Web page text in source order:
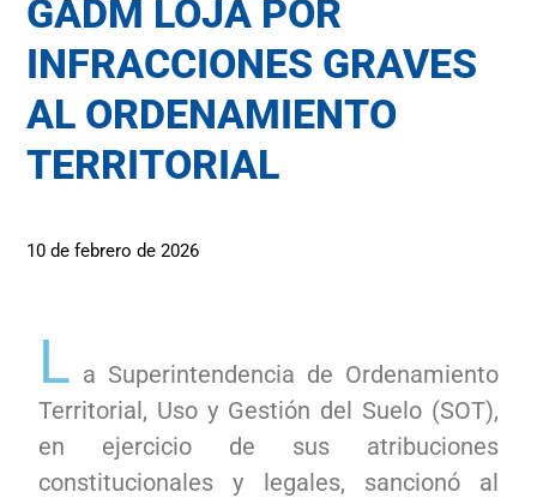
GADM LOJA POR
INFRACCIONES GRAVES
AL ORDENAMIENTO
TERRITORIAL
10 de febrero de 2026
L a Superintendencia de Ordenamiento
Territorial, Uso y Gestión del Suelo (SOT),
en ejercicio de sus atribuciones
constitucionales y legales, sancionó al